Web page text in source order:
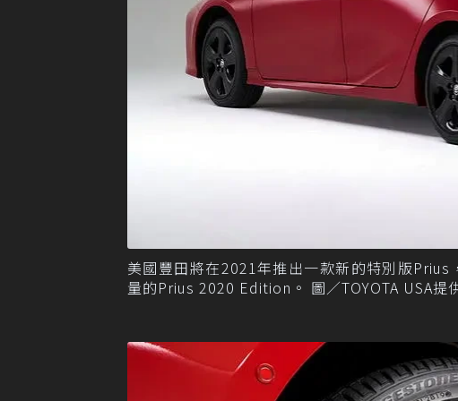
美國豐田將在2021年推出一款新的特別版
量的Prius 2020 Edition。 圖／TOYOTA USA提